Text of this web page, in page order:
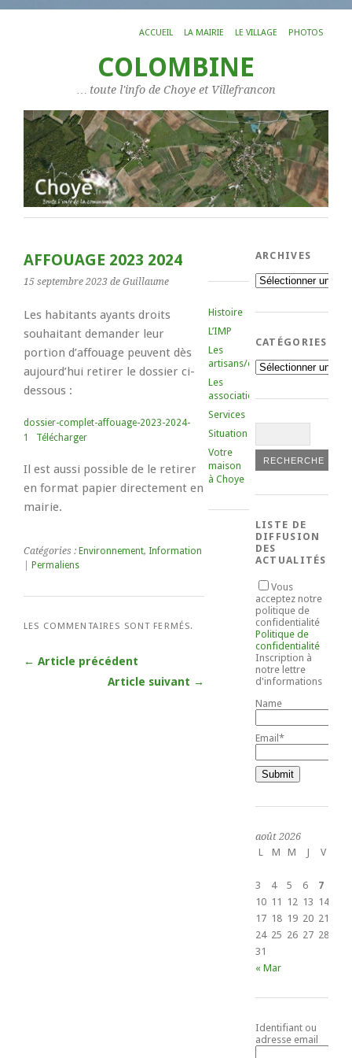
ACCUEIL LA MAIRIE LE VILLAGE PHOTOS
COLOMBINE
… toute l'info de Choye et Villefrancon
AFFOUAGE 2023 2024
15 septembre 2023 de Guillaume
Les habitants ayants droits
souhaitant demander leur
portion d’affouage peuvent dès
aujourd’hui retirer le dossier ci-
dessous :
dossier-complet-affouage-2023-2024-
1
Télécharger
Il est aussi possible de le retirer
en format papier directement en
mairie.
Catégories : Environnement, Information
Permaliens
LES COMMENTAIRES SONT FERMÉS.
← Article précédent
Article suivant →
Histoire
L’IMP
Les
artisans/commerçants
Les
associations
Services
Situation
Votre
maison
à Choye
ARCHIVES
Archives
CATÉGORIES
Catégories
LISTE DE
DIFFUSION
DES
ACTUALITÉS
Vous
acceptez notre
politique de
confidentialité
Politique de
confidentialité
Inscription à
notre lettre
d'informations
Name
Email*
août 2026
L
M M J V
3
4 5 6 7
10 11 12 13 14
17 18 19 20 21
24 25 26 27 28
31
« Mar
Identifiant ou
adresse email